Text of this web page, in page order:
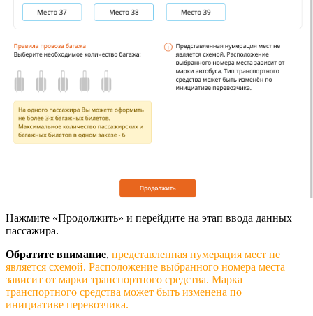
Нажмите «Продолжить» и перейдите на этап ввода данных
пассажира.
Обратите внимание, представленная нумерация мест не
является схемой. Расположение выбранного номера места
зависит от марки транспортного средства. Марка
транспортного средства может быть изменена по
инициативе перевозчика.